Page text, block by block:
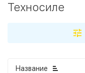
Техносиле
Название